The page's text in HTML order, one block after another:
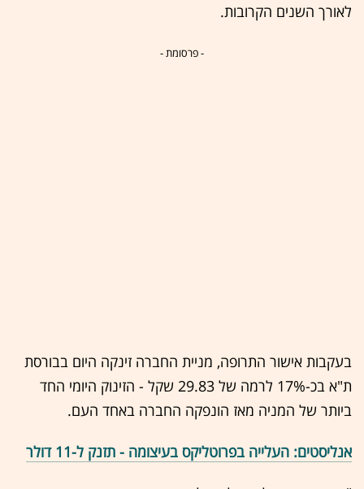
לאורך השנים הקרובות.
- פרסומת -
בעקבות אישור התרופה, מניית החברה זינקה היום בבורסת
ת"א בכ-17% לרמה של 29.83 שקל - הזינוק היומי החד
ביותר של המניה מאז הונפקה החברה באחד העם.
אנליסטים: העלייה בפרוטליקס בעיצומה - תזנק ל-11 דולר